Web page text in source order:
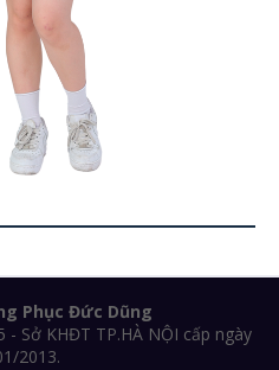
Phục Đức Dũng
- Sở KHĐT TP.HÀ NỘI cấp ngày
2013.